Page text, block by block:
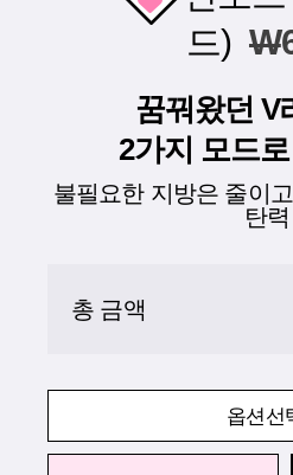
드) W
꿈꿔왔던 V
2가지 모드
불필요한 지방은 줄이
탄
총 금액
옵션선